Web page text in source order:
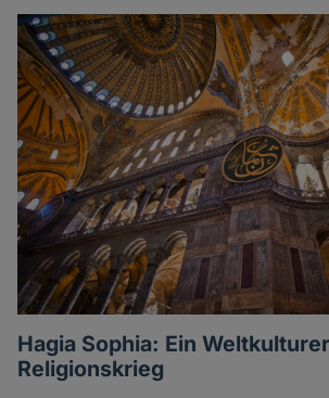
Hagia Sophia: Ein
Religionskrieg